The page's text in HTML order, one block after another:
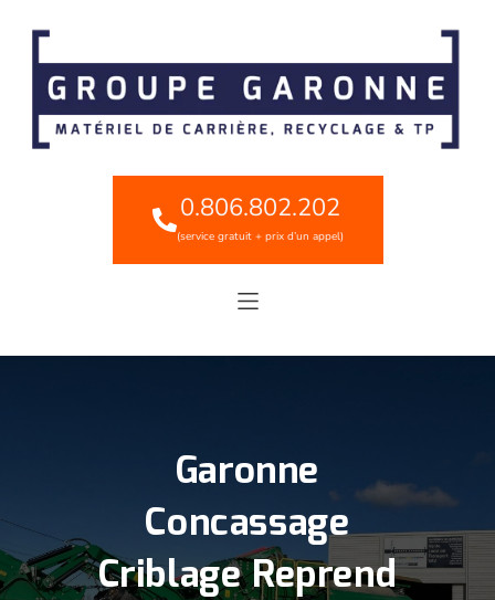
0.806.802.202
(service gratuit + prix d’un appel)
Garonne
Concassage
Criblage Reprend